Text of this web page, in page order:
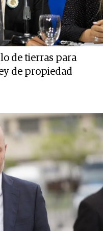
de tierras para
de propiedad